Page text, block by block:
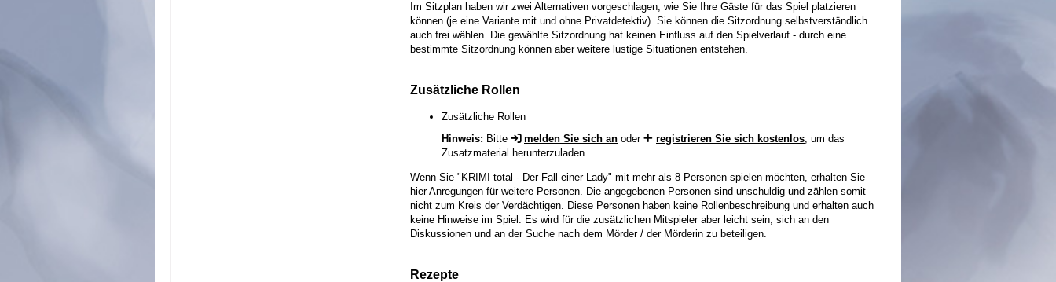
Im Sitzplan haben wir zwei Alternativen vorgeschlagen, wie Sie Ihre Gäste für das Spiel platzieren
können (je eine Variante mit und ohne Privatdetektiv). Sie können die Sitzordnung selbstverständlich
auch frei wählen. Die gewählte Sitzordnung hat keinen Einfluss auf den Spielverlauf - durch eine
bestimmte Sitzordnung können aber weitere lustige Situationen entstehen.
Zusätzliche Rollen
Zusätzliche Rollen
Hinweis: Bitte melden Sie sich an oder registrieren Sie sich kostenlos , um das
Zusatzmaterial herunterzuladen.
Wenn Sie "KRIMI total - Der Fall einer Lady" mit mehr als 8 Personen spielen möchten, erhalten Sie
hier Anregungen für weitere Personen. Die angegebenen Personen sind unschuldig und zählen somit
nicht zum Kreis der Verdächtigen. Diese Personen haben keine Rollenbeschreibung und erhalten auch
keine Hinweise im Spiel. Es wird für die zusätzlichen Mitspieler aber leicht sein, sich an den
Diskussionen und an der Suche nach dem Mörder / der Mörderin zu beteiligen.
Rezepte